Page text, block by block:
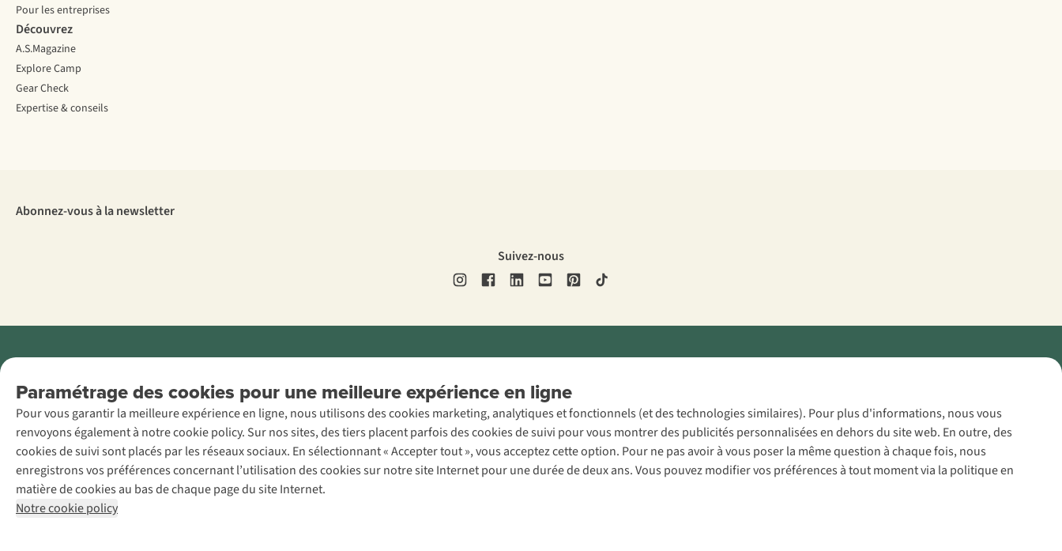
Paramétrage des cookies pour une meilleure expérience en ligne
Pour vous garantir la meilleure expérience en ligne, nous utilisons des cookies marketing, analytiques et fonctionnels (et des technologies similaires). Pour plus d'informations, nous vous
renvoyons également à notre cookie policy. Sur nos sites, des tiers placent parfois des cookies de suivi pour vous montrer des publicités personnalisées en dehors du site web. En outre, des
cookies de suivi sont placés par les réseaux sociaux. En sélectionnant « Accepter tout », vous acceptez cette option. Pour ne pas avoir à vous poser la même question à chaque fois, nous
enregistrons vos préférences concernant l’utilisation des cookies sur notre site Internet pour une durée de deux ans. Vous pouvez modifier vos préférences à tout moment via la politique en
matière de cookies au bas de chaque page du site Internet.
Notre cookie policy
Pour les entreprises
Découvrez
A.S.Magazine
Explore Camp
Gear Check
Expertise & conseils
Abonnez-vous à la newsletter
Suivez-nous
AS Adventure
France SAS,
Rue du Vieux
Faubourg 14, F-
59000 Lille
+32 (0)3 828
30 15